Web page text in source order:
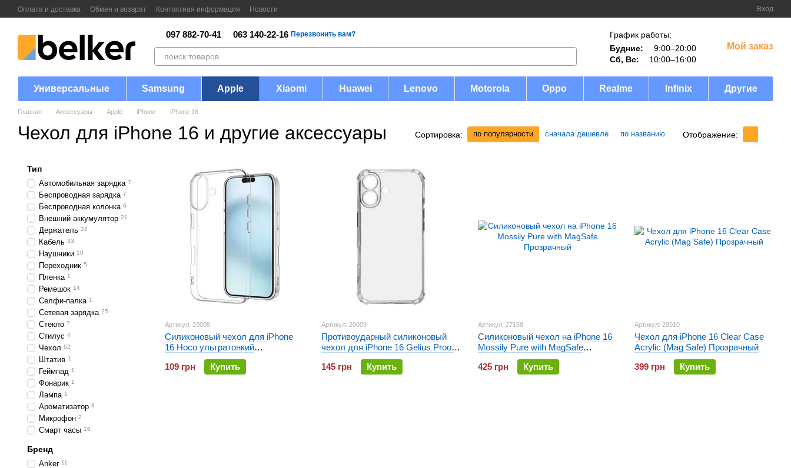
Перейти к основному контенту
Оплата и доставка Обмен и возврат Контактная информация Новости Вход
097 882-70-41 063 140-22-16 Перезвонить вам?
График работы:
Будние:
9:00–20:00
Сб, Вс:
10:00–16:00
Мой заказ
Универсальные Samsung Apple Xiaomi Huawei Lenovo Motorola Oppo Realme Infinix Другие
Главная Аксессуары Apple iPhone iPhone 16
Чехол для iPhone 16 и другие аксессуары Сортировка: по популярности сначала дешевле по названию Отображение:
Артикул: 20008
Силиконовый чехол для iPhone
16 Hoco ультратонкий
Прозрачный
109 грн
Купить
Артикул: 20009
Противоударный силиконовый
чехол для iPhone 16 Gelius Proof
Прозрачный
145 грн
Купить
Артикул: 27158
Силиконовый чехол на iPhone 16
Mossily Pure with MagSafe
Прозрачный
425 грн
Купить
Артикул: 20010
Чехол для iPhone 16 Clear Case
Acrylic (Mag Safe) Прозрачный
399 грн
Купить
Тип
Автомобильная зарядка 7
Беспроводная зарядка 7
Беспроводная колонка 6
Внешний аккумулятор 21
Держатель 22
Кабель 33
Наушники 10
Переходник 5
Пленка 1
Ремешок 14
Селфи-палка 1
Сетевая зарядка 25
Стекло 7
Стилус 4
Чехол 62
Штатив 1
Геймпад 1
Фонарик 1
Лампа 1
Ароматизатор 8
Микрофон 2
Смарт часы 16
Бренд
Anker 11